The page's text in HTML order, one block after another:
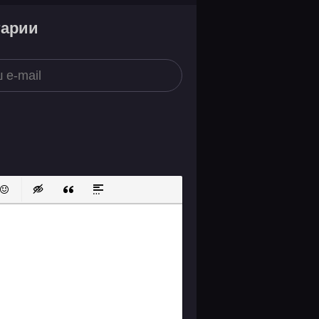
список
ссылкузащищенную ссылку
Вставить смайлик
Вставка скрытого текста
Вставка цитаты
Вставка спойлера